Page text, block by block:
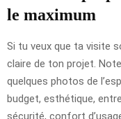
le maximum
Si tu veux que ta visite
claire de ton projet.
quelques photos de
budget, esthétique,
sécurité, confort